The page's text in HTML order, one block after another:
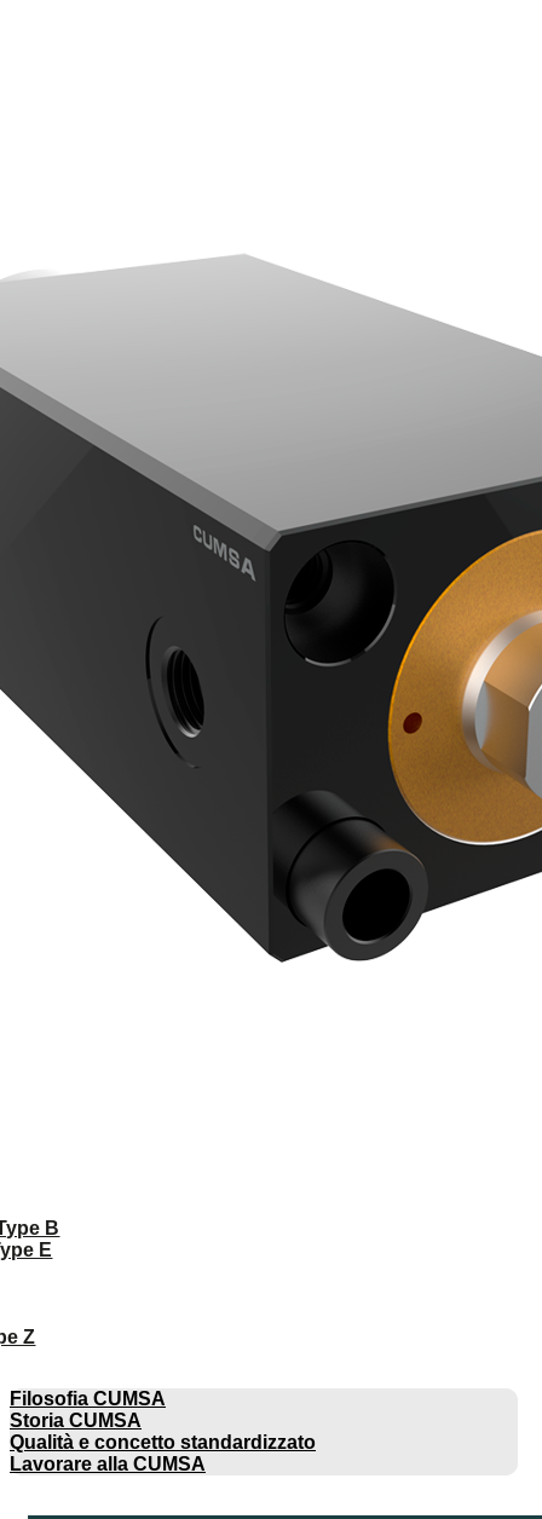
B
E
Z
Filosofia CUMSA
Storia CUMSA
Qualità e concetto standardizzato
Lavorare alla CUMSA